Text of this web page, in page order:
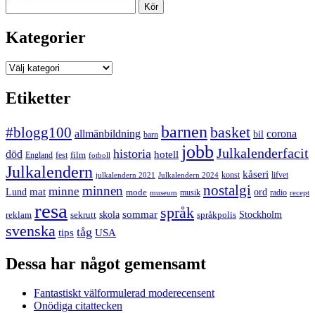
Kategorier
Kategorier
Etiketter
#blogg100 allmänbildning barn barnen basket bil corona
död England fest film fotboll historia hotell jobb Julkalenderfacit
Julkalendern julkalendern 2021 Julkalendern 2024 konst kåseri lifvet
Lund mat minne minnen mode museum musik nostalgi ord radio recept
reklam resa sekrutt skola sommar språk språkpolis Stockholm
svenska tips tåg USA
Dessa har något gemensamt
Fantastiskt välformulerad moderecensent
Onödiga citattecken